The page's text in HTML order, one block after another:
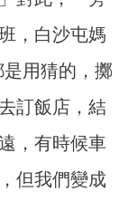
，白沙屯媽
用猜的，擲
訂飯店，結
，有時候車
但我們變成